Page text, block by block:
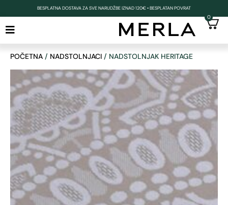
BESPLATNA DOSTAVA ZA SVE NARUDŽBE IZNAD 120€ • BESPLATAN POVRAT
0
POČETNA / NADSTOLNJACI / NADSTOLNJAK HERITAGE